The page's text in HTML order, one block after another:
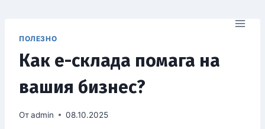
ПОЛЕЗНО
Как е-склада помага на
вашия бизнес?
Отadmin 08.10.2025